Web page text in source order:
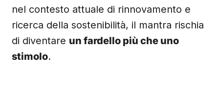
nel contesto attuale di rinnovamento e
ricerca della sostenibilità, il mantra rischia
di diventare un fardello più che uno
stimolo.